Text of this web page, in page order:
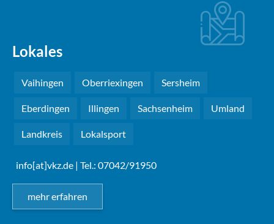
Lokales
Vaihingen Oberriexingen Sersheim
Eberdingen Illingen Sachsenheim Umland
Landkreis Lokalsport
info[at]vkz.de | Tel.: 07042/91950
mehr erfahren